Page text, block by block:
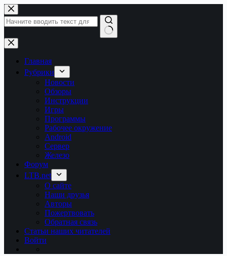
Перейти
к
сути
Ничего
не
найденоГлавная
Рубрики
Новости
Обзоры
Инструкции
Игры
Программы
Рабочее окружение
Android
Сервер
Железо
Форум
LTB.net
О сайте
Наши друзья
Авторы
Пожертвовать
Обратная связь
Статьи наших читателей
Войти